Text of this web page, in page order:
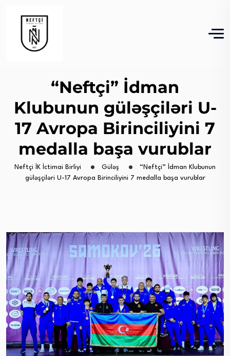
“Neftçi” İdman
Klubunun güləşçiləri U-
17 Avropa Birinciliyini 7
medalla başa vurublar
Neftçi İK İctimai Birliyi Güləş
“Neftçi” İdman Klubunun
güləşçiləri U-17 Avropa Birinciliyini 7 medalla başa vurublar